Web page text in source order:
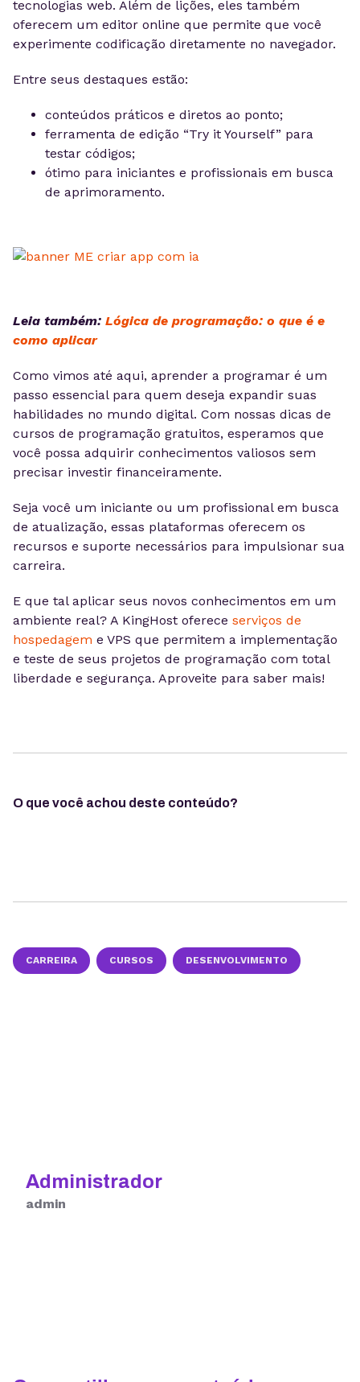
tecnologias web. Além de lições, eles também
oferecem um editor online que permite que você
experimente codificação diretamente no navegador.
Entre seus destaques estão:
conteúdos práticos e diretos ao ponto;
ferramenta de edição “Try it Yourself” para
testar códigos;
ótimo para iniciantes e profissionais em busca
de aprimoramento.
Leia também: Lógica de programação: o que é e
como aplicar
Como vimos até aqui, aprender a programar é um
passo essencial para quem deseja expandir suas
habilidades no mundo digital. Com nossas dicas de
cursos de programação gratuitos, esperamos que
você possa adquirir conhecimentos valiosos sem
precisar investir financeiramente.
Seja você um iniciante ou um profissional em busca
de atualização, essas plataformas oferecem os
recursos e suporte necessários para impulsionar sua
carreira.
E que tal aplicar seus novos conhecimentos em um
ambiente real? A KingHost oferece serviços de
hospedagem e VPS que permitem a implementação
e teste de seus projetos de programação com total
liberdade e segurança. Aproveite para saber mais!
O que você achou deste conteúdo?
CARREIRA CURSOS DESENVOLVIMENTO
Administrador
admin